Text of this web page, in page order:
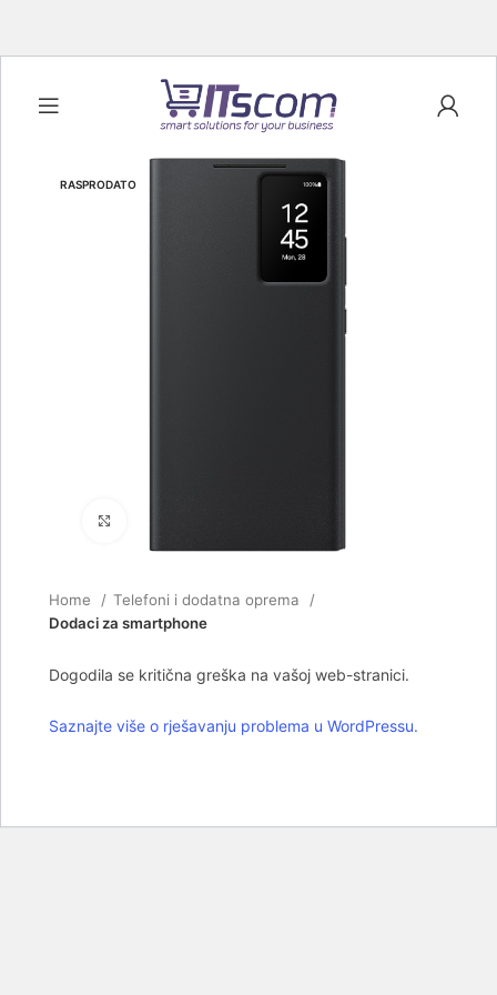
RASPRODATO
Home
Telefoni i dodatna oprema
Dodaci za smartphone
Dogodila se kritična greška na vašoj web-stranici.
Saznajte više o rješavanju problema u WordPressu.